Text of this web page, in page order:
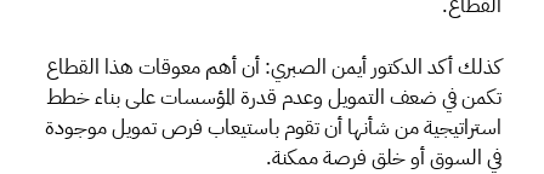
كذلك أكد الدكتور أيمن الصبري: أن أهم معوقات هذا القطاع
تكمن في ضعف التمويل وعدم قدرة المؤسسات على بناء خطط
استراتيجية من شأنها أن تقوم باستيعاب فرص تمويل موجودة
في السوق أو خلق فرصة ممكنة.